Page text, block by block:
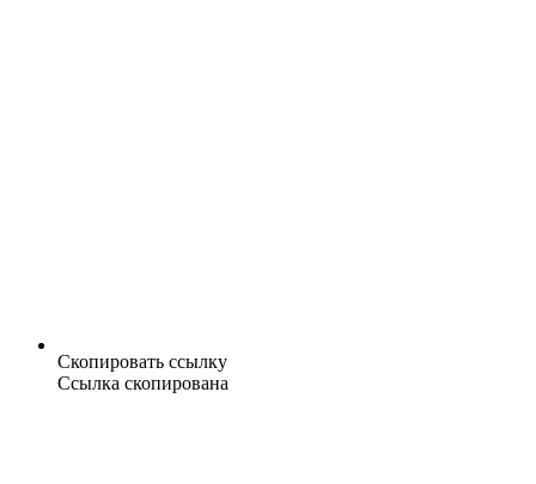
Скопировать ссылку
Ссылка скопирована